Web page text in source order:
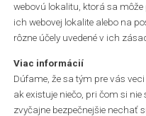
webovú lokalitu, ktorá sa
ich webovej lokalite alebo na
rôzne účely uvedené v ich
Viac informácií
Dúfame, že sa tým pre vás
ak existuje niečo, pri čom si nie
zvyčajne bezpečnejšie nechať